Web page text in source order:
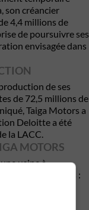
son créancier
4,4 millions de
de poursuivre ses
envisagée dans
de ses
de 72,5 millions de
Taiga Motors a
Deloitte a été
la LACC.
MOTORS
usine à
publics :